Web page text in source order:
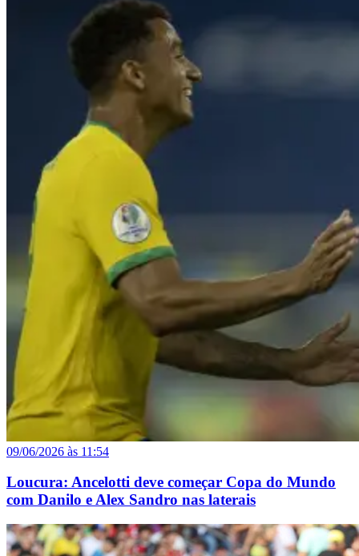
09/06/2026 às 11:54
Loucura: Ancelotti deve começar Copa do Mundo
com Danilo e Alex Sandro nas laterais